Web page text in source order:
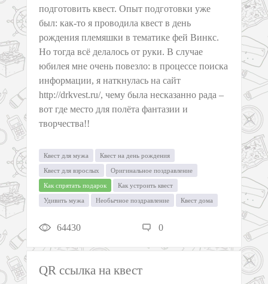
подготовить квест. Опыт подготовки уже
был: как-то я проводила квест в день
рождения племяшки в тематике фей Винкс.
Но тогда всё делалось от руки. В случае
юбилея мне очень повезло: в процессе поиска
информации, я наткнулась на сайт
http://drkvest.ru/, чему была несказанно рада –
вот где место для полёта фантазии и
творчества!!
Квест для мужа Квест на день рождения
Квест для взрослых Оригинальное поздравление
Как спрятать подарок Как устроить квест
Удивить мужа Необычное поздравление Квест дома
64430 0
QR ссылка на квест